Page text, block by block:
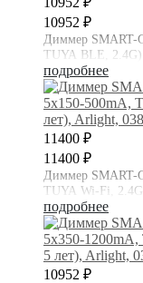
10952 ₽
Диммер SMART-
TUYA BLE,
подробнее
11400 ₽
11400 ₽
Диммер SMART-
TUYA Wi-Fi,
подробнее
10952 ₽